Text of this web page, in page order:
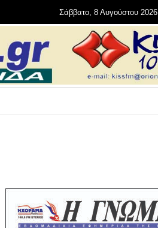
Σάββατο, 8 Αυγούστου 2026